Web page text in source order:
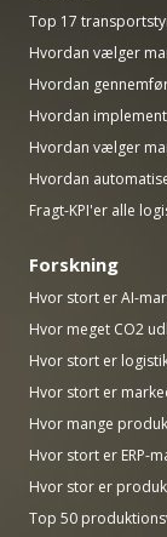
Top 17
Hvordan vælger
Hvordan
Hvordan
Hvordan vælger
Hvordan
Fragt-KPI'er alle
Forskning
Hvor stort er AI-
Hvor meget CO2
Hvor stort er
Hvor stort er
Hvor mange
Hvor stort er ERP-
Hvor stor er
Top 50